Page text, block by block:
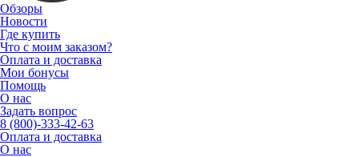
Обзоры
Новости
Где купить
Что с моим заказом?
Оплата и доставка
Мои бонусы
Помощь
О нас
Задать вопрос
8 (800)-333-42-63
Оплата и доставка
О нас